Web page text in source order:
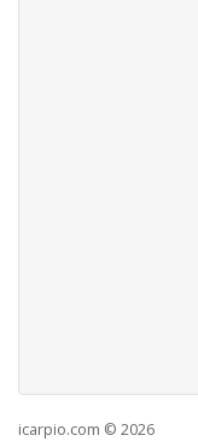
icarpio.com © 2026